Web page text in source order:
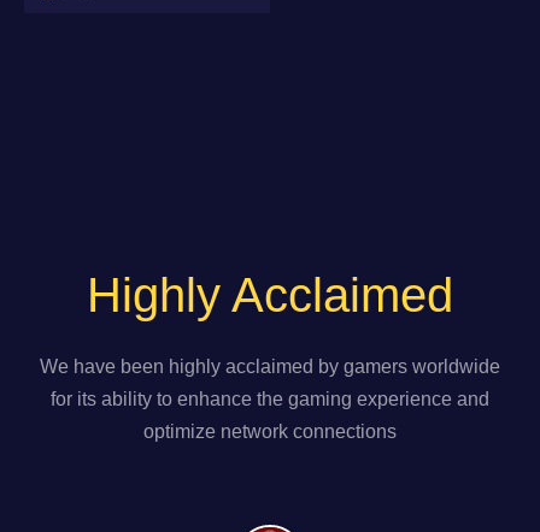
Highly Acclaimed
We have been highly acclaimed by gamers worldwide
for its ability to enhance the gaming experience and
optimize network connections